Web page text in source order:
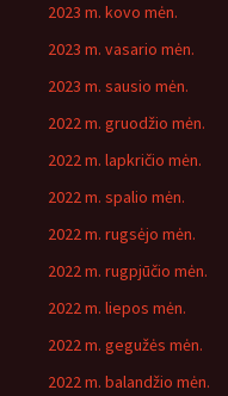
2023 m. kovo mėn.
2023 m. vasario mėn.
2023 m. sausio mėn.
2022 m. gruodžio mėn.
2022 m. lapkričio mėn.
2022 m. spalio mėn.
2022 m. rugsėjo mėn.
2022 m. rugpjūčio mėn.
2022 m. liepos mėn.
2022 m. gegužės mėn.
2022 m. balandžio mėn.